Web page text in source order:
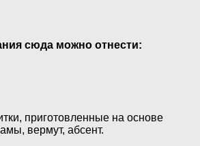
сюда можно отнести:
приготовленные на основе
вермут, абсент.